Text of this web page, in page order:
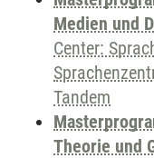
Medien und
Center:
Tandem
Theorie und